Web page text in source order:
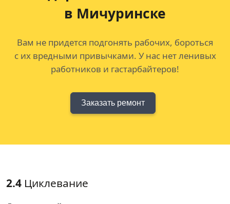
в Мичуринске
Вам не придется подгонять рабочих, бороться
с их вредными привычками. У нас нет ленивых
работников и гастарбайтеров!
Заказать ремонт
2.4 Циклевание